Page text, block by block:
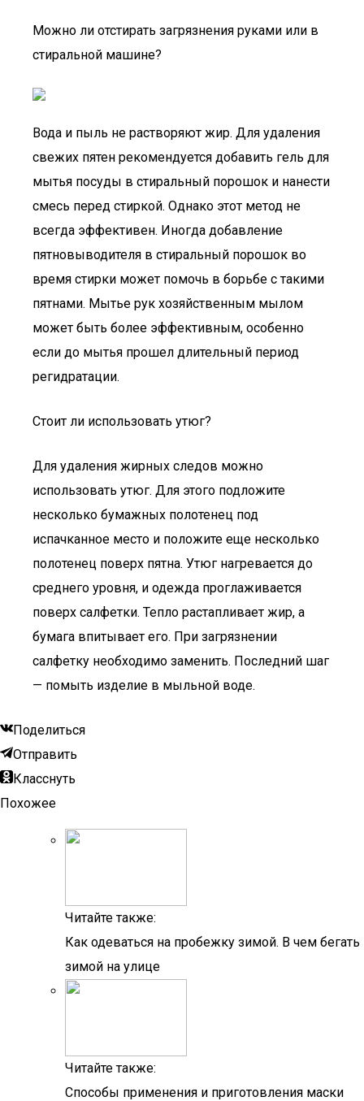
Можно ли отстирать загрязнения руками или в
стиральной машине?
Вода и пыль не растворяют жир. Для удаления
свежих пятен рекомендуется добавить гель для
мытья посуды в стиральный порошок и нанести
смесь перед стиркой. Однако этот метод не
всегда эффективен. Иногда добавление
пятновыводителя в стиральный порошок во
время стирки может помочь в борьбе с такими
пятнами. Мытье рук хозяйственным мылом
может быть более эффективным, особенно
если до мытья прошел длительный период
регидратации.
Стоит ли использовать утюг?
Для удаления жирных следов можно
использовать утюг. Для этого подложите
несколько бумажных полотенец под
испачканное место и положите еще несколько
полотенец поверх пятна. Утюг нагревается до
среднего уровня, и одежда проглаживается
поверх салфетки. Тепло растапливает жир, а
бумага впитывает его. При загрязнении
салфетку необходимо заменить. Последний шаг
— помыть изделие в мыльной воде.
Поделиться
Отправить
Класснуть
Похожее
Читайте также:
Как одеваться на пробежку зимой. В чем бегать
зимой на улице
Читайте также:
Способы применения и приготовления маски